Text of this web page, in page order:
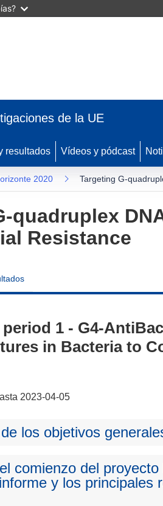
de la UE
resultados Vídeos y pódcast
2020 Targeting G-
quadruplex
Resistance
1 - G4-
in Bacteria to
2023-04-05
los objetivos
comienzo del
y los principales